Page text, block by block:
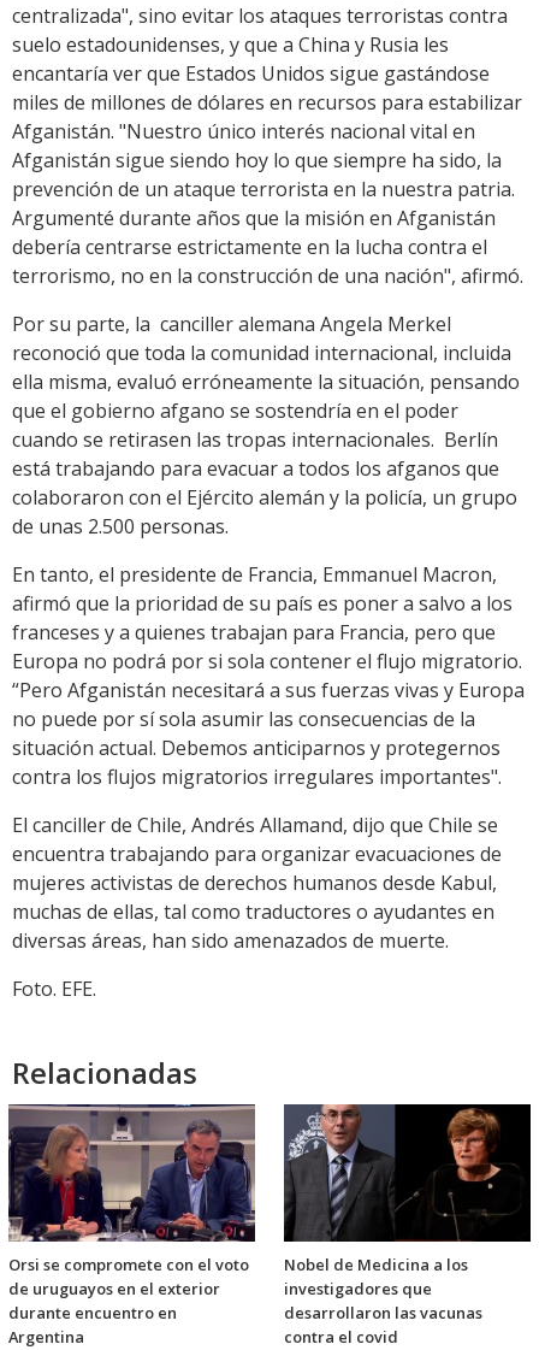
centralizada", sino evitar los ataques terroristas contra
suelo estadounidenses, y que a China y Rusia les
encantaría ver que Estados Unidos sigue gastándose
miles de millones de dólares en recursos para estabilizar
Afganistán. "Nuestro único interés nacional vital en
Afganistán sigue siendo hoy lo que siempre ha sido, la
prevención de un ataque terrorista en la nuestra patria.
Argumenté durante años que la misión en Afganistán
debería centrarse estrictamente en la lucha contra el
terrorismo, no en la construcción de una nación", afirmó.
Por su parte, la canciller alemana Angela Merkel
reconoció que toda la comunidad internacional, incluida
ella misma, evaluó erróneamente la situación, pensando
que el gobierno afgano se sostendría en el poder
cuando se retirasen las tropas internacionales. Berlín
está trabajando para evacuar a todos los afganos que
colaboraron con el Ejército alemán y la policía, un grupo
de unas 2.500 personas.
En tanto, el presidente de Francia, Emmanuel Macron,
afirmó que la prioridad de su país es poner a salvo a los
franceses y a quienes trabajan para Francia, pero que
Europa no podrá por si sola contener el flujo migratorio.
“Pero Afganistán necesitará a sus fuerzas vivas y Europa
no puede por sí sola asumir las consecuencias de la
situación actual. Debemos anticiparnos y protegernos
contra los flujos migratorios irregulares importantes".
El canciller de Chile, Andrés Allamand, dijo que Chile se
encuentra trabajando para organizar evacuaciones de
mujeres activistas de derechos humanos desde Kabul,
muchas de ellas, tal como traductores o ayudantes en
diversas áreas, han sido amenazados de muerte.
Foto. EFE.
Relacionadas
Orsi se compromete con el voto
de uruguayos en el exterior
durante encuentro en
Argentina
Nobel de Medicina a los
investigadores que
desarrollaron las vacunas
contra el covid